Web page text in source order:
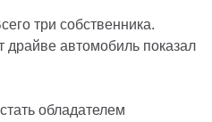
три собственника.
автомобиль показал
обладателем